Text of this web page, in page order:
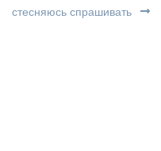
стесняюсь спрашивать